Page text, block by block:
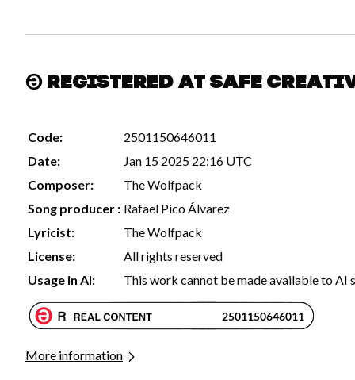
Registered at Safe
Code:
2501150646011
Date:
Jan 15 2025 22:16 UTC
Composer:
The Wolfpack
Song producer : Rafael Pico Álvarez
Lyricist:
The Wolfpack
License:
All rights reserved
Usage in AI:
This work cannot be made available to AI
More information